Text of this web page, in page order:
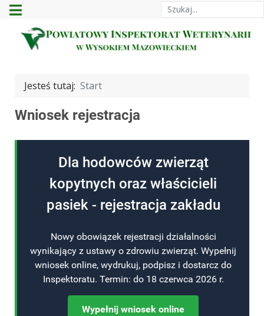
Szukaj
Jesteś tutaj: Start
Wniosek rejestracja
Dla hodowców zwierząt
kopytnych oraz właścicieli
pasiek - rejestracja zakładu
Nowy obowiązek rejestracji działalności
wynikający z ustawy o zdrowiu zwierząt. Wypełnij
wniosek online, wydrukuj, podpisz i dostarcz do
Inspektoratu. Termin: do 18 czerwca 2026 r.
Wypełnij wniosek online